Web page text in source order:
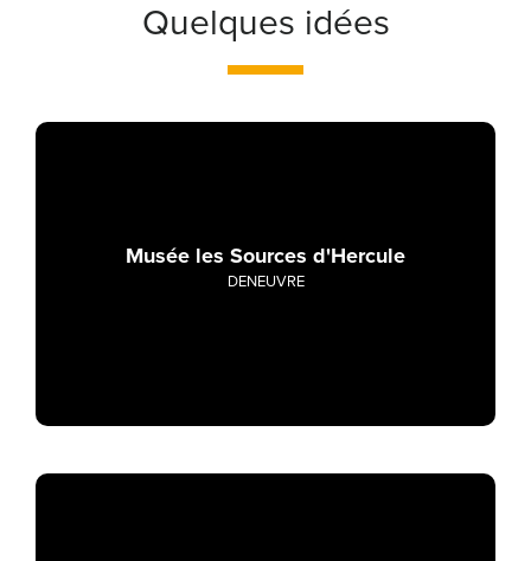
Quelques idées
Musée les Sources d'Hercule
DENEUVRE